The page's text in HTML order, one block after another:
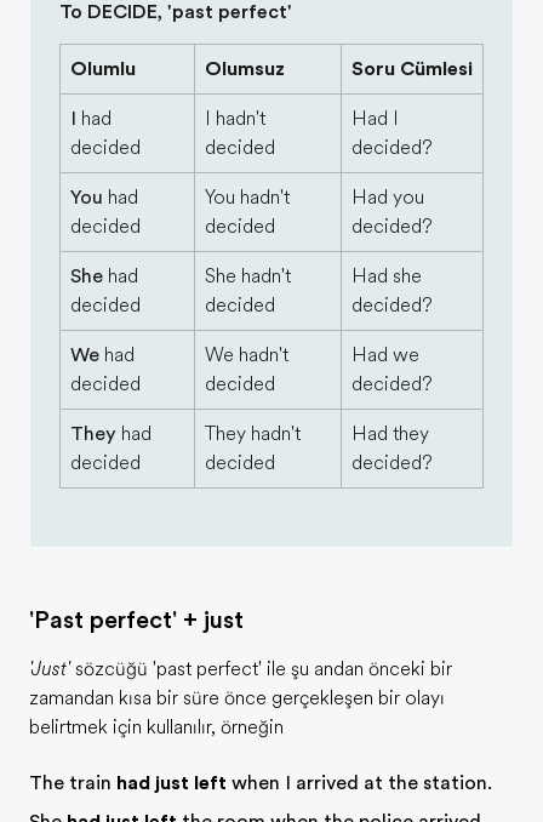
To DECIDE, 'past perfect'
Olumlu Olumsuz Soru Cümlesi
I had
decided
I hadn't
decided
Had I
decided?
You had
decided
You hadn't
decided
Had you
decided?
She had
decided
She hadn't
decided
Had she
decided?
We had
decided
We hadn't
decided
Had we
decided?
They had
decided
They hadn't
decided
Had they
decided?
'Past perfect' + just
'Just'sözcüğü 'past perfect' ile şu andan önceki bir
zamandan kısa bir süre önce gerçekleşen bir olayı
belirtmek için kullanılır, örneğin
The train had just left when I arrived at the station.